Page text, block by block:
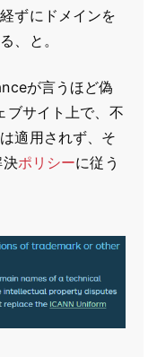
ずにドメインを
、と。
が言うほど偽
ブサイト上で、不
適用されず、そ
決ポリシーに従う